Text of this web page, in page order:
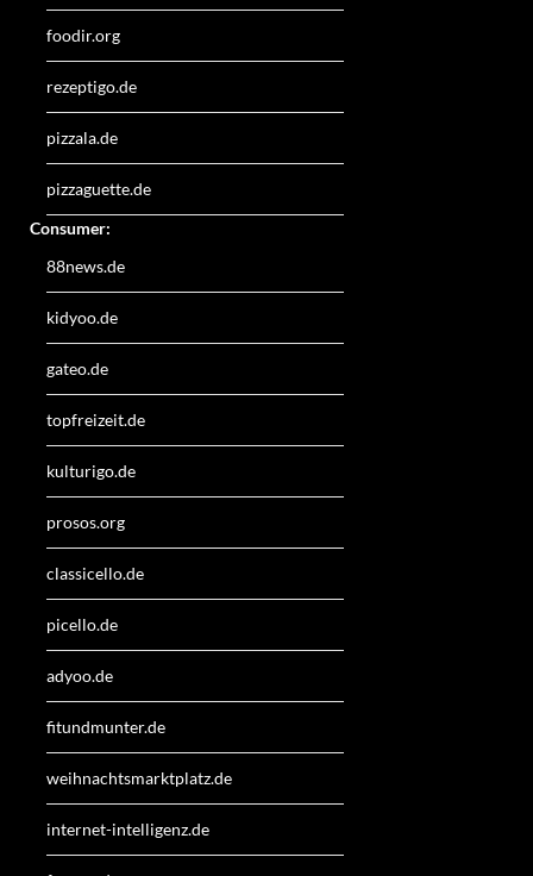
foodir.org
rezeptigo.de
pizzala.de
pizzaguette.de
Consumer:
88news.de
kidyoo.de
gateo.de
topfreizeit.de
kulturigo.de
prosos.org
classicello.de
picello.de
adyoo.de
fitundmunter.de
weihnachtsmarktplatz.de
internet-intelligenz.de